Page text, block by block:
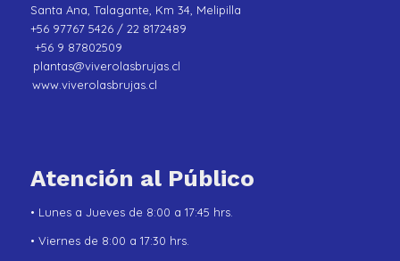
Santa Ana, Talagante, Km 34, Melipilla
+56 97767 5426 / 22 8172489
+56 9 87802509
plantas@viverolasbrujas.cl
www.viverolasbrujas.cl
Atención al Público
• Lunes a Jueves de 8:00 a 17:45 hrs.
• Viernes de 8:00 a 17:30 hrs.